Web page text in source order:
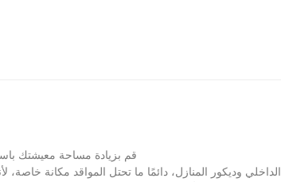
قم بزيادة مساحة معيشتك
الداخلي وديكور المنازل، دائمًا ما تحتل المواقد مكانة خاصة،